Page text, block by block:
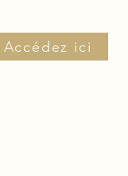
Accédez ici